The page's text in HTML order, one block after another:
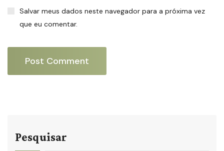
Salvar meus dados neste navegador para a próxima vez
que eu comentar.
Pesquisar